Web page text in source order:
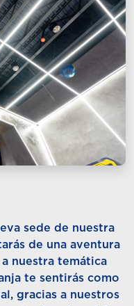
sede de nuestra
de una aventura
nuestra temática
te sentirás como
gracias a nuestros